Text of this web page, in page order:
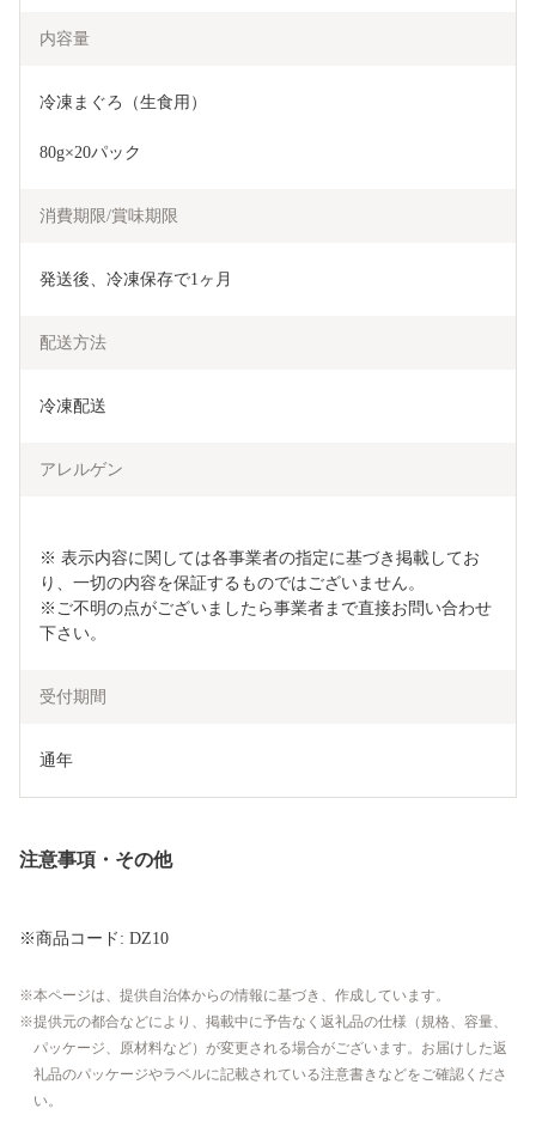
内容量
冷凍まぐろ（生食用）
80g×20パック
消費期限/賞味期限
発送後、冷凍保存で1ヶ月
配送方法
冷凍配送
アレルゲン
※ 表示内容に関しては各事業者の指定に基づき掲載してお
り、一切の内容を保証するものではございません。
※ご不明の点がございましたら事業者まで直接お問い合わせ
下さい。
受付期間
通年
注意事項・その他
※商品コード: DZ10
本ページは、提供自治体からの情報に基づき、作成しています。
提供元の都合などにより、掲載中に予告なく返礼品の仕様（規格、容量、
パッケージ、原材料など）が変更される場合がございます。お届けした返
礼品のパッケージやラベルに記載されている注意書きなどをご確認くださ
い。